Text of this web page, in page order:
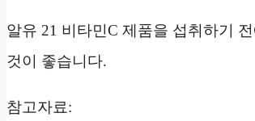
알유 21 비타민C 제품을 섭취하기
것이 좋습니다.
참고자료: